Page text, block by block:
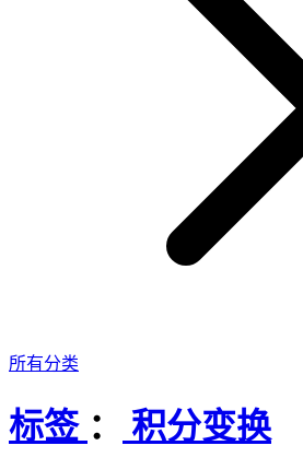
所有分类
标签 ： 积分变换